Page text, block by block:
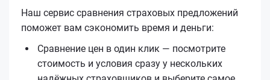
Наш сервис сравнения страховых предложений
поможет вам сэкономить время и деньги:
Сравнение цен в один клик — посмотрите
стоимость и условия сразу у нескольких